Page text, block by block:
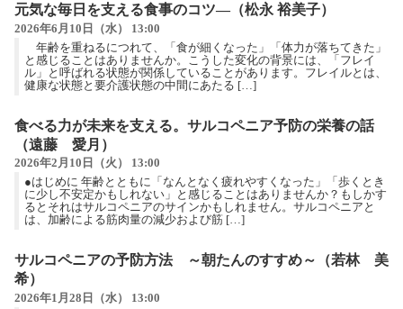
元気な毎日を支える食事のコツ―（松永 裕美子）
2026年6月10日（水） 13:00
年齢を重ねるにつれて、「食が細くなった」「体力が落ちてきた」
と感じることはありませんか。こうした変化の背景には、「フレイ
ル」と呼ばれる状態が関係していることがあります。フレイルとは、
健康な状態と要介護状態の中間にあたる […]
食べる力が未来を支える。サルコペニア予防の栄養の話
（遠藤 愛月）
2026年2月10日（火） 13:00
●はじめに 年齢とともに「なんとなく疲れやすくなった」「歩くとき
に少し不安定かもしれない」と感じることはありませんか？もしかす
るとそれはサルコペニアのサインかもしれません。サルコペニアと
は、加齢による筋肉量の減少および筋 […]
サルコペニアの予防方法 ～朝たんのすすめ～（若林 美
希）
2026年1月28日（水） 13:00